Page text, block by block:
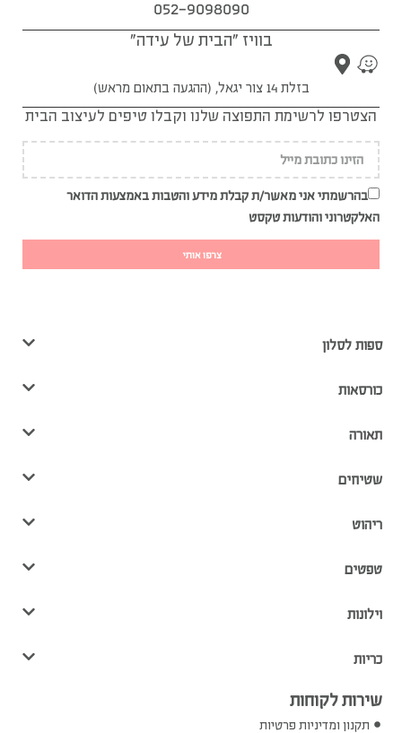
052-9098090
בוויז "הבית של עידה"
בזלת 14 צור יגאל, (ההגעה בתאום מראש)
הצטרפו לרשימת התפוצה שלנו וקבלו טיפים לעיצוב הבית
בהרשמתי אני מאשר/ת קבלת מידע והטבות באמצעות הדואר
האלקטרוני והודעות טקסט
צרפו אותי
ספות לסלון
כורסאות
תאורה
שטיחים
ריהוט
טפטים
וילונות
כריות
שירות לקוחות
תקנון ומדיניות פרטיות